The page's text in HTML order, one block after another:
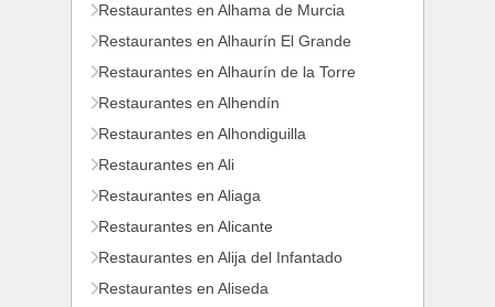
Restaurantes en Alhama de Murcia
Restaurantes en Alhaurín El Grande
Restaurantes en Alhaurín de la Torre
Restaurantes en Alhendín
Restaurantes en Alhondiguilla
Restaurantes en Ali
Restaurantes en Aliaga
Restaurantes en Alicante
Restaurantes en Alija del Infantado
Restaurantes en Aliseda